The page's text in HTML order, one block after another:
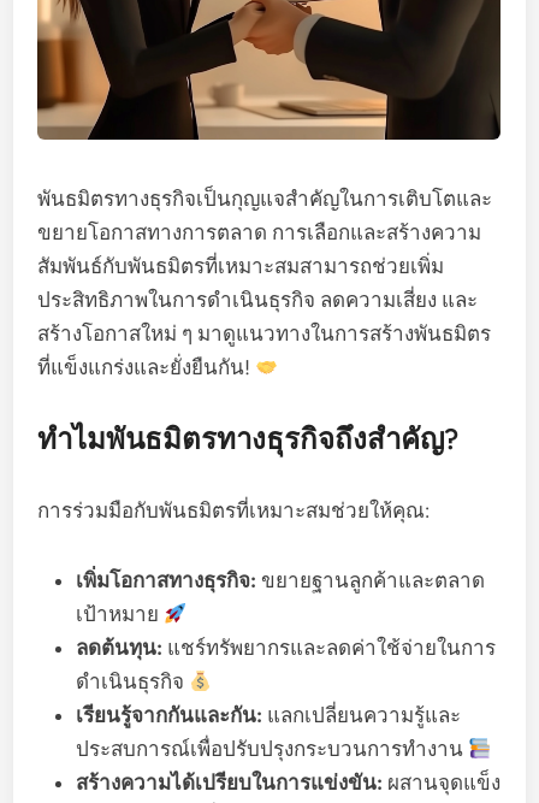
พันธมิตรทางธุรกิจเป็นกุญแจสำคัญในการเติบโตและ
ขยายโอกาสทางการตลาด การเลือกและสร้างความ
สัมพันธ์กับพันธมิตรที่เหมาะสมสามารถช่วยเพิ่ม
ประสิทธิภาพในการดำเนินธุรกิจ ลดความเสี่ยง และ
สร้างโอกาสใหม่ ๆ มาดูแนวทางในการสร้างพันธมิตร
ที่แข็งแกร่งและยั่งยืนกัน!
ทำไมพันธมิตรทางธุรกิจถึงสำคัญ?
การร่วมมือกับพันธมิตรที่เหมาะสมช่วยให้คุณ:
เพิ่มโอกาสทางธุรกิจ: ขยายฐานลูกค้าและตลาด
เป้าหมาย
ลดต้นทุน: แชร์ทรัพยากรและลดค่าใช้จ่ายในการ
ดำเนินธุรกิจ
เรียนรู้จากกันและกัน: แลกเปลี่ยนความรู้และ
ประสบการณ์เพื่อปรับปรุงกระบวนการทำงาน
สร้างความได้เปรียบในการแข่งขัน: ผสานจุดแข็ง